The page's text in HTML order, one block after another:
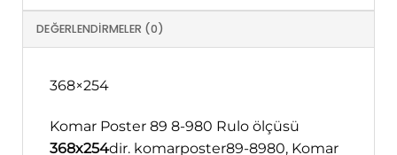
DEĞERLENDIRMELER (0)
368×254
Komar Poster 89 8-980 Rulo ölçüsü
368x254dir. komarposter89-8980, Komar